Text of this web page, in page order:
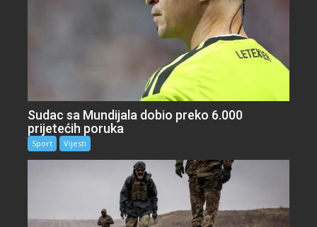
Sudac sa Mundijala dobio preko 6.000
prijetećih poruka
Sport Vijesti